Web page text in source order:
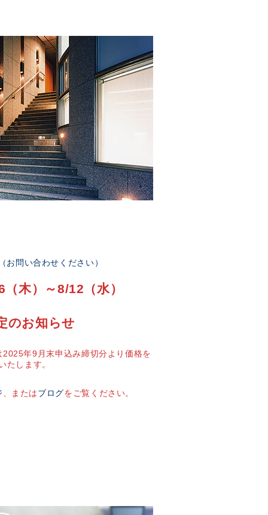
お問い合わせください）
木）～8/12（水）
のお知らせ
年9月末申込み締切分より価格を
たします。
、またはブログをご覧ください。